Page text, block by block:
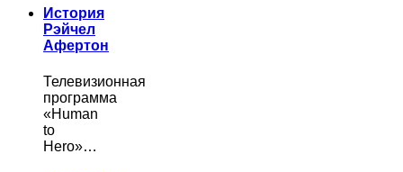
История
Рэйчел
Афертон
Телевизионная
программа
«Human
to
Hero»…